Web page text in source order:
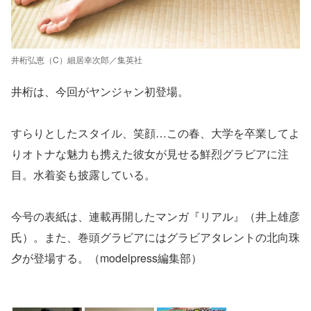
井桁弘恵（C）細居幸次郎／集英社
井桁は、今回がヤンジャン初登場。
すらりとしたスタイル、笑顔…この春、大学を卒業してよ
りオトナな魅力も携えた彼女が見せる鮮烈グラビアに注
目。水着姿も披露している。
今号の表紙は、連載再開したマンガ『リアル』（井上雄彦
氏）。また、巻頭グラビアにはグラビアタレントの北向珠
夕が登場する。（modelpress編集部）